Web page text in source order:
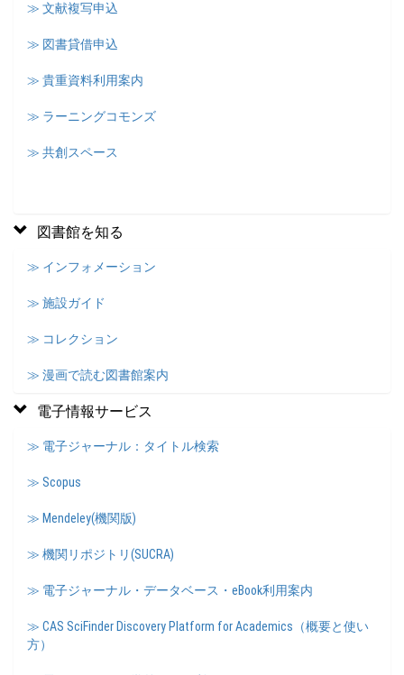
≫ 文献複写申込
≫ 図書貸借申込
≫ 貴重資料利用案内
≫ ラーニングコモンズ
≫ 共創スペース
図書館を知る
≫ インフォメーション
≫ 施設ガイド
≫ コレクション
≫ 漫画で読む図書館案内
電子情報サービス
≫ 電子ジャーナル：タイトル検索
≫ Scopus
≫ Mendeley(機関版)
≫ 機関リポジトリ(SUCRA)
≫ 電子ジャーナル・データベース・eBook利用案内
≫ CAS SciFinder Discovery Platform for Academics（概要と使い
方）